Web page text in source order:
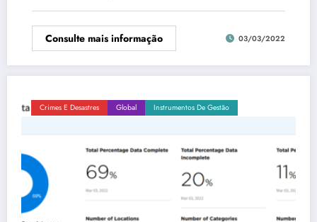
Consulte mais informação 03/03/2022
Crimes E Desastres Global Instrumentos De Gestão